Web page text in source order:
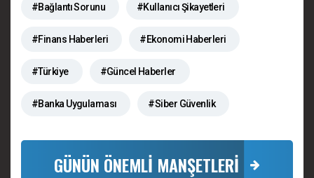
#Bağlantı Sorunu #Kullanıcı Şikayetleri
#Finans Haberleri #Ekonomi Haberleri
#Türkiye #Güncel Haberler
#Banka Uygulaması #Siber Güvenlik
GÜNÜN ÖNEMLİ MANŞETLERİ